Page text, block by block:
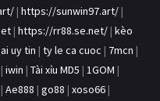
| https://sunwin97.art/ |
| https://rr88.se.net/ | kèo
uy tin | ty le ca cuoc | 7mcn |
| iwin | Tài xỉu MD5 | 1GOM |
| Ae888 | go88 | xoso66 |